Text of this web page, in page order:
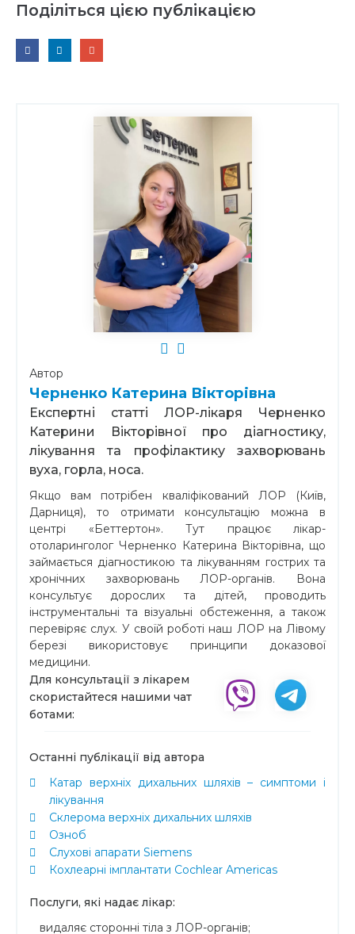
Поділіться цією публікацією
Автор
Черненко Катерина Вікторівна
Експертні статті ЛОР-лікаря Черненко
Катерини Вікторівної про діагностику,
лікування та профілактику захворювань
вуха, горла, носа.
Якщо вам потрібен кваліфікований ЛОР (Київ,
Дарниця), то отримати консультацію можна в
центрі «Беттертон». Тут працює лікар-
отоларинголог Черненко Катерина Вікторівна, що
займається діагностикою та лікуванням гострих та
хронічних захворювань ЛОР-органів. Вона
консультує дорослих та дітей, проводить
інструментальні та візуальні обстеження, а також
перевіряє слух. У своїй роботі наш ЛОР на Лівому
березі використовує принципи доказової
медицини.
Для консультації з лікарем
скористайтеся нашими чат
ботами:
Останні публікації від автора
Катар верхніх дихальних шляхів – симптоми і
лікування
Склерома верхніх дихальних шляхів
Озноб
Слухові апарати Siemens
Кохлеарні імплантати Cochlear Americas
Послуги, які надає лікар:
видаляє сторонні тіла з ЛОР-органів;